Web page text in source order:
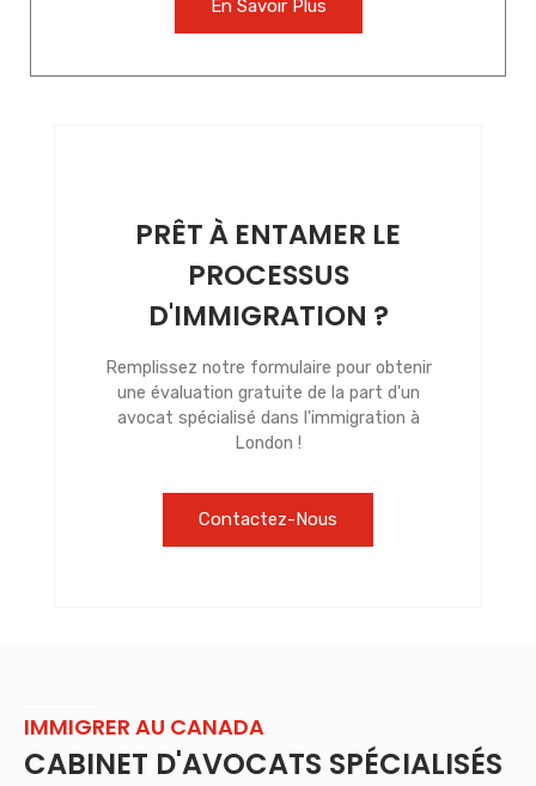
En Savoir Plus
PRÊT À ENTAMER LE
PROCESSUS
D'IMMIGRATION ?
Remplissez notre formulaire pour obtenir
une évaluation gratuite de la part d'un
avocat spécialisé dans l'immigration à
London !
Contactez-Nous
IMMIGRER AU CANADA
CABINET D'AVOCATS SPÉCIALISÉS